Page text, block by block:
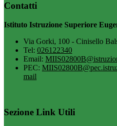
Contatti
Istituto Istruzione Superiore
Via Gorki, 100 - Cinisello
Tel: 026122340
Email:
PEC:
mail
Sezione Link Utili